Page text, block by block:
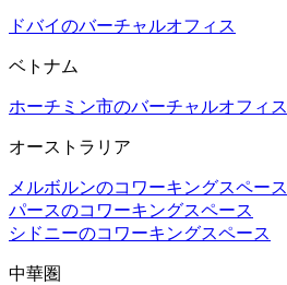
ドバイのバーチャルオフィス
ベトナム
ホーチミン市のバーチャルオフィス
オーストラリア
メルボルンのコワーキングスペース
パースのコワーキングスペース
シドニーのコワーキングスペース
中華圏